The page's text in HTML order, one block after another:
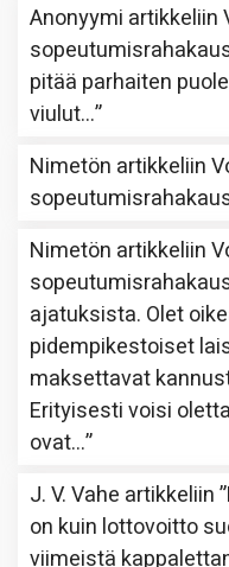
Anonyymi artikkeliin
pitää parhaiten
viulut…”
Nimetön artikkeliin
Nimetön artikkeliin
ajatuksista. Olet
pidempikestoiset
maksettavat
Erityisesti voisi
ovat…”
J. V. Vahe artikkeliin
on kuin lottovoitto
viimeistä